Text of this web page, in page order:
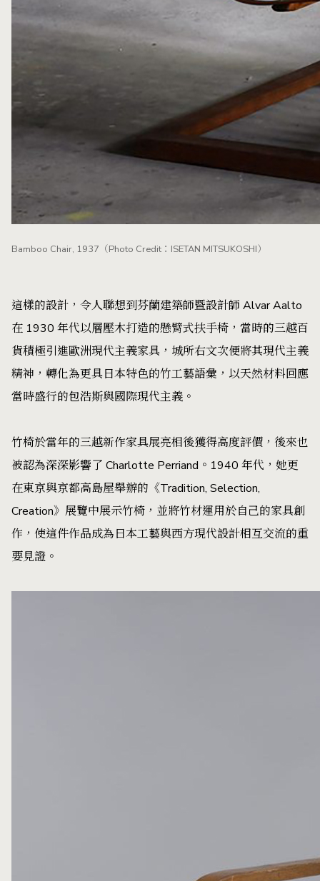
Bamboo Chair, 1937（Photo Credit：ISETAN MITSUKOSHI）
這樣的設計，令人聯想到芬蘭建築師暨設計師 Alvar Aalto
在 1930 年代以層壓木打造的懸臂式扶手椅，當時的三越百
貨積極引進歐洲現代主義家具，城所右文次便將其現代主義
精神，轉化為更具日本特色的竹工藝語彙，以天然材料回應
當時盛行的包浩斯與國際現代主義。
竹椅於當年的三越新作家具展亮相後獲得高度評價，後來也
被認為深深影響了 Charlotte Perriand。1940 年代，她更
在東京與京都高島屋舉辦的《Tradition, Selection,
Creation》展覽中展示竹椅，並將竹材運用於自己的家具創
作，使這件作品成為日本工藝與西方現代設計相互交流的重
要見證。